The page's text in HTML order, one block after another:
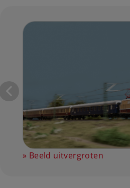
Beeld uitvergroten